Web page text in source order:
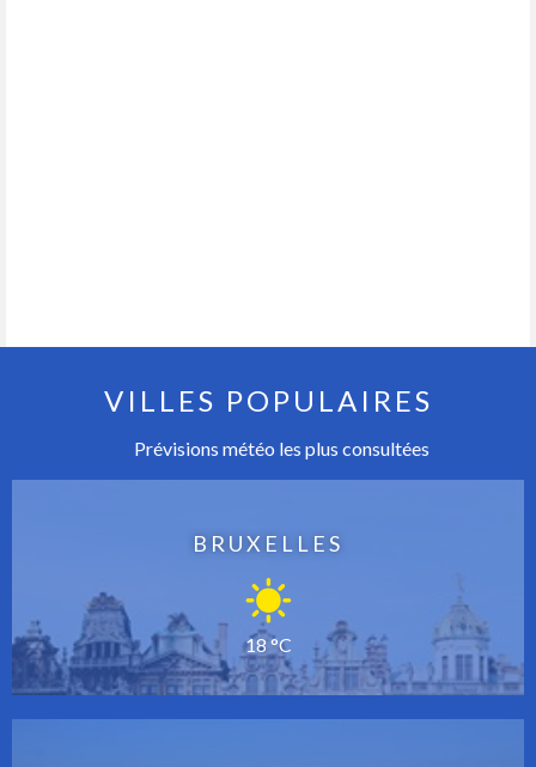
VILLES POPULAIRES
Prévisions météo les plus consultées
BRUXELLES
18 °C